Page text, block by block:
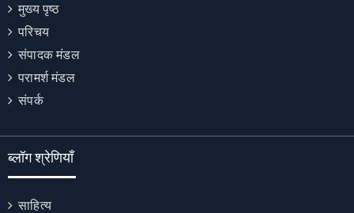
मुख्य पृष्ठ
परिचय
संपादक मंडल
परामर्श मंडल
संपर्क
ब्लॉग श्रेणियाँ
साहित्य